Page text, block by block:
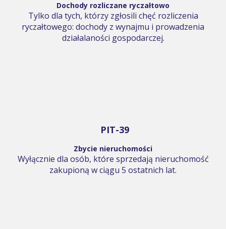
Dochody rozliczane ryczałtowo
Tylko dla tych, którzy zgłosili chęć rozliczenia
ryczałtowego: dochody z wynajmu i prowadzenia
działalaności gospodarczej.
PIT-39
Zbycie nieruchomości
Wyłącznie dla osób, które sprzedają nieruchomość
zakupioną w ciągu 5 ostatnich lat.